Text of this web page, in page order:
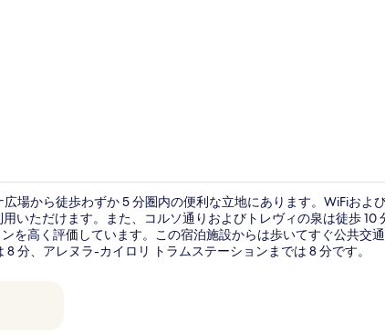
場から徒歩わずか 5 分圏内の便利な立地にあります。WiFiおよ
いただけます。また、コルソ通りおよびトレヴィの泉は徒歩 10
を高く評価しています。この宿泊施設からは歩いてすぐ公共交
分、アレヌラ-カイロリ トラムステーションまでは 8 分です。